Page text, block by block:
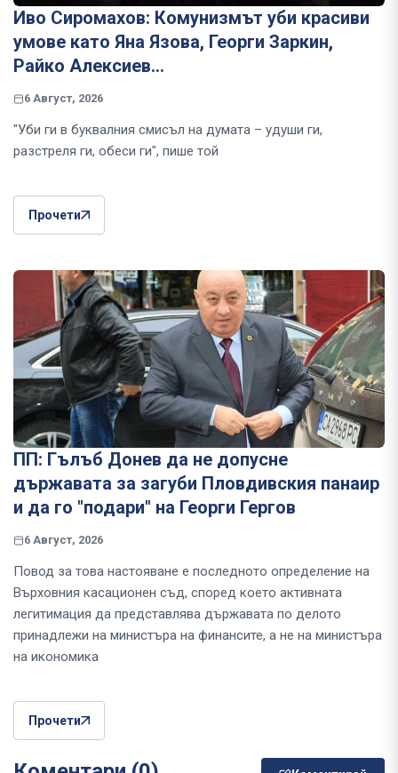
Иво Сиромахов: Комунизмът уби красиви
умове като Яна Язова, Георги Заркин,
Райко Алексиев...
6 Август, 2026
"Уби ги в буквалния смисъл на думата – удуши ги,
разстреля ги, обеси ги", пише той
Прочети
ПП: Гълъб Донев да не допусне
държавата за загуби Пловдивския панаир
и да го "подари" на Георги Гергов
6 Август, 2026
Повод за това настояване е последното определение на
Върховния касационен съд, според което активната
легитимация да представлява държавата по делото
принадлежи на министъра на финансите, а не на министъра
на икономика
Прочети